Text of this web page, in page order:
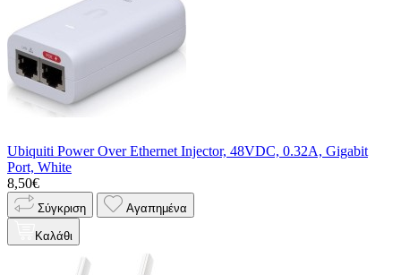
Ubiquiti Power Over Ethernet Injector, 48VDC, 0.32A, Gigabit
Port, White
8,50€
Σύγκριση Αγαπημένα
Καλάθι